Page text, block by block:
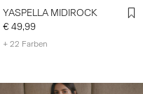
YASPELLA MIDIROCK
€ 49,99
+ 22 Farben